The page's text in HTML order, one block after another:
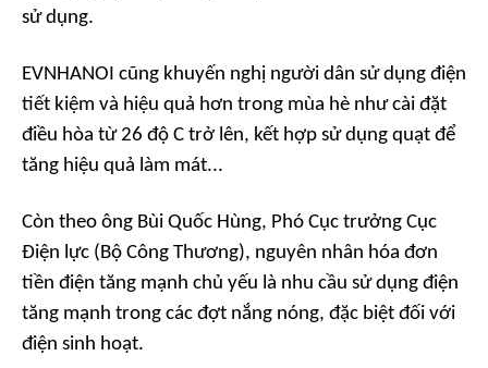
sử dụng.
EVNHANOI cũng khuyến nghị người dân sử dụng điện
tiết kiệm và hiệu quả hơn trong mùa hè như cài đặt
điều hòa từ 26 độ C trở lên, kết hợp sử dụng quạt để
tăng hiệu quả làm mát...
Còn theo ông Bùi Quốc Hùng, Phó Cục trưởng Cục
Điện lực (Bộ Công Thương), nguyên nhân hóa đơn
tiền điện tăng mạnh chủ yếu là nhu cầu sử dụng điện
tăng mạnh trong các đợt nắng nóng, đặc biệt đối với
điện sinh hoạt.